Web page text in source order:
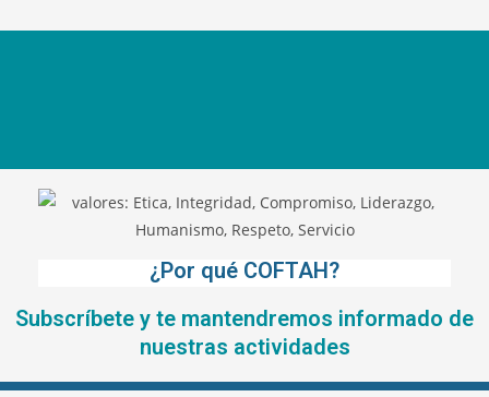
¿Por qué COFTAH?
Subscríbete y te mantendremos informado de
nuestras actividades